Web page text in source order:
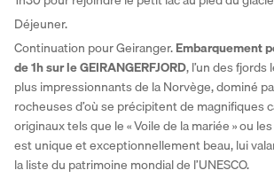
Déjeuner.
Continuation pour Geiranger. Embarquement
de 1h sur le GEIRANGERFJORD, l’un des
plus impressionnants de la Norvège, dominé
rocheuses d’où se précipitent de magnifiques
originaux tels que le « Voile de la mariée » ou
est unique et exceptionnellement beau, lui
la liste du patrimoine mondial de l’UNESCO.